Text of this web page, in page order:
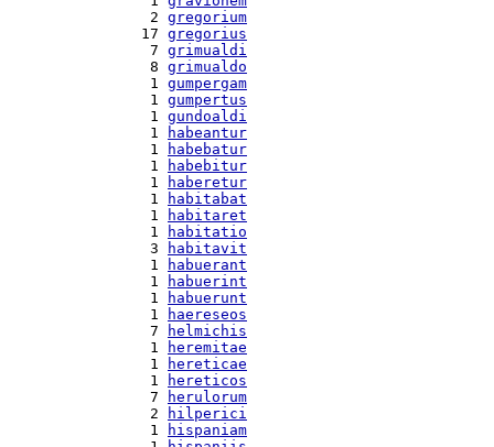
  2
gregorium
17 gregorius
  7
grimualdi
  8
grimualdo
  1
gumpergam
  1
gumpertus
  1
gundoaldi
  1
habeantur
  1
habebatur
  1
habebitur
  1
haberetur
  1
habitabat
  1
habitaret
  1
habitatio
  3
habitavit
  1
habuerant
  1
habuerint
  1
habuerunt
  1
haereseos
  7
helmichis
  1
heremitae
  1
hereticae
  1
hereticos
  7
herulorum
  2
hilperici
  1
hispaniam